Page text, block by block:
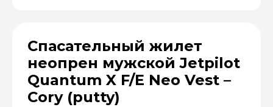
Спасательный жилет
неопрен мужской Jetpilot
Quantum X F/E Neo Vest –
Cory (putty)